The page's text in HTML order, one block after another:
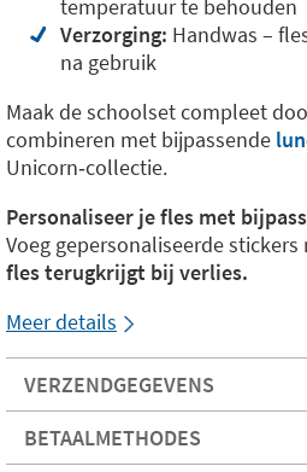
temperatuur te behouden
Verzorging: Handwas –
na gebruik
Maak de schoolset compleet
combineren met bijpassende
Unicorn‑collectie.
Personaliseer je fles met
Voeg gepersonaliseerde stickers
fles terugkrijgt bij verlies.
Meer details
VERZENDGEGEVENS
BETAALMETHODES